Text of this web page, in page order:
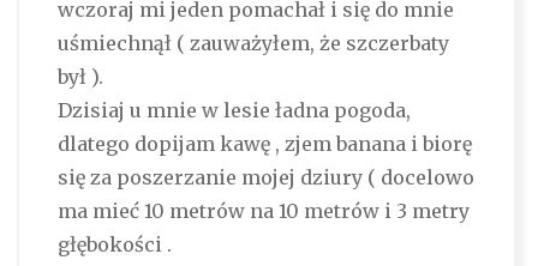
wczoraj mi jeden pomachał i się do mnie
uśmiechnął ( zauważyłem, że szczerbaty
był ).
Dzisiaj u mnie w lesie ładna pogoda,
dlatego dopijam kawę , zjem banana i biorę
się za poszerzanie mojej dziury ( docelowo
ma mieć 10 metrów na 10 metrów i 3 metry
głębokości .